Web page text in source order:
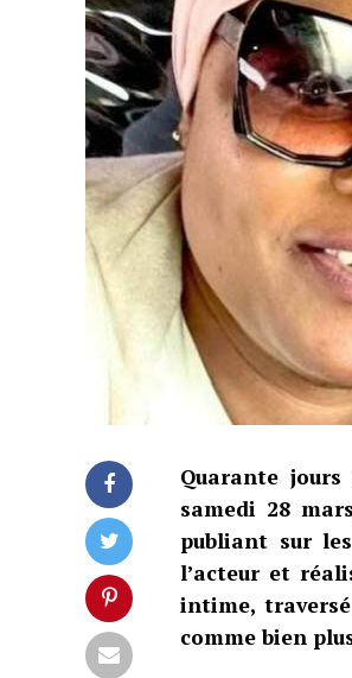
Quarante
samedi 28
publiant sur
l’acteur et
intime,
comme bien